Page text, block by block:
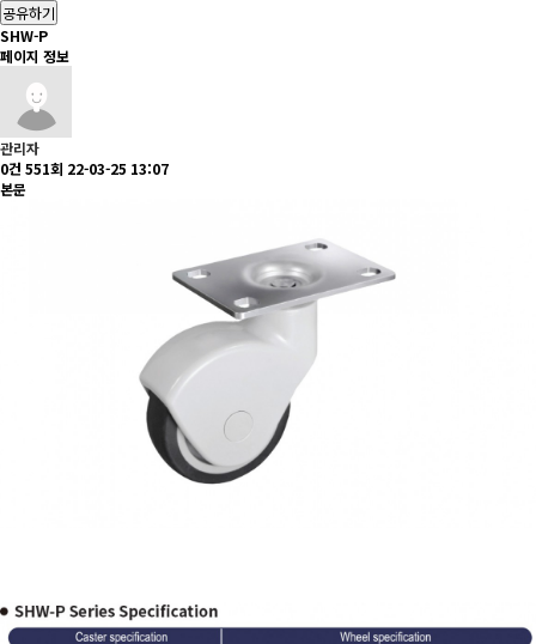
공유하기
SHW-P
페이지 정보
관리자
0건 551회 22-03-25 13:07
본문